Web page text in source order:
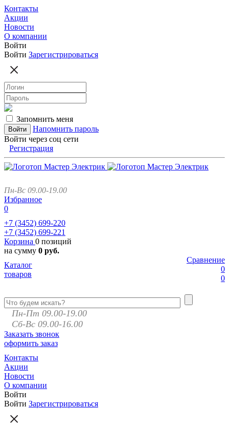
Контакты
Акции
Новости
О компании
Войти
Войти Зарегистрироваться
Запомнить меня
Напомнить пароль
Войти через соц сети
Регистрация
Пн-Вс 09.00-19.00
Избранное
0
+7 (3452) 699-220
+7 (3452) 699-221
Корзина 0 позиций
на сумму 0 руб.
Сравнение
0
0
Каталог
товаров
Пн-Пт 09.00-19.00
Сб-Вс 09.00-16.00
Заказать звонок
оформить заказ
Контакты
Акции
Новости
О компании
Войти
Войти Зарегистрироваться